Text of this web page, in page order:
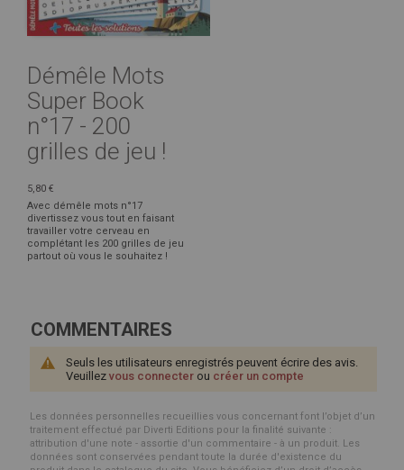
Démêle Mots
Super Book
n°17 - 200
grilles de jeu !
5,80 €
Avec démêle mots n°17
divertissez vous tout en faisant
travailler votre cerveau en
complétant les 200 grilles de jeu
partout où vous le souhaitez !
COMMENTAIRES
Seuls les utilisateurs enregistrés peuvent écrire des avis.
Veuillez vous connecter ou créer un compte
Les données personnelles recueillies vous concernant font l’objet d’un
traitement effectué par Diverti Editions pour la finalité suivante :
attribution d'une note - assortie d'un commentaire - à un produit. Les
données sont conservées pendant toute la durée d'existence du